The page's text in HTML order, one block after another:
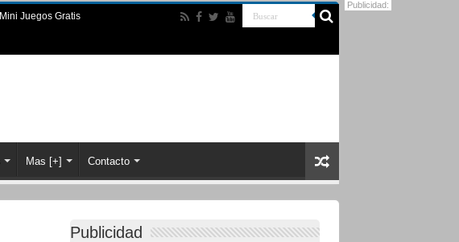
Mini Juegos Gratis
Mas [+] Contacto
Publicidad
Publicidad: